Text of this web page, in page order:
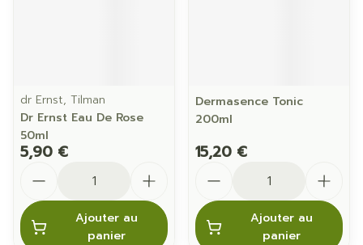
dr Ernst, Tilman
Dr Ernst Eau De Rose
50ml
5,90 €
Ajouter au
panier
Dermasence Tonic
200ml
15,20 €
Ajouter au
panier